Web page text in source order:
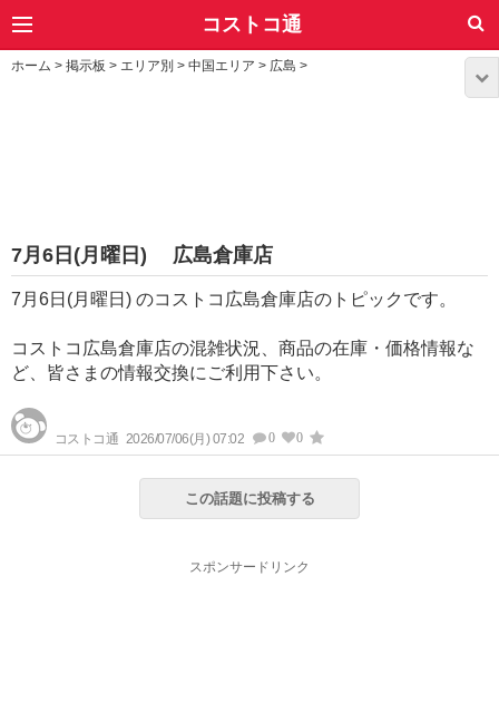
コストコ通
ホーム > 掲示板 > エリア別 > 中国エリア > 広島 >
7月6日(月曜日) 広島倉庫店
7月6日(月曜日) のコストコ広島倉庫店のトピックです。
コストコ広島倉庫店の混雑状況、商品の在庫・価格情報な
ど、皆さまの情報交換にご利用下さい。
コストコ通 2026/07/06(月) 07:02 0 0
この話題に投稿する
スポンサードリンク